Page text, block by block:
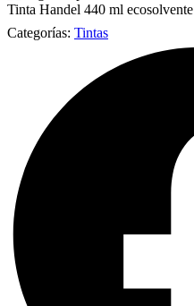
Tinta Handel 440 ml ecosolvente
Categorías: Tintas